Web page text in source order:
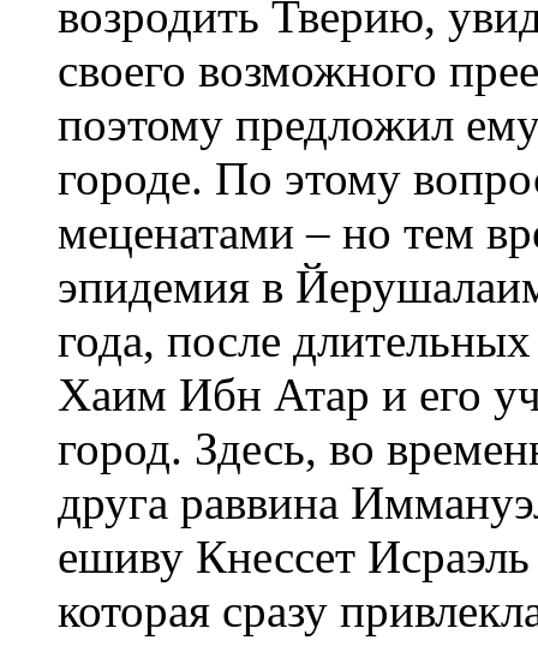
возродить Тверию,
своего возможного
поэтому предложил
городе. По этому
меценатами – но тем
эпидемия в
года, после
Хаим Ибн Атар и его
город. Здесь, во
друга раввина
ешиву Кнессет
которая сразу